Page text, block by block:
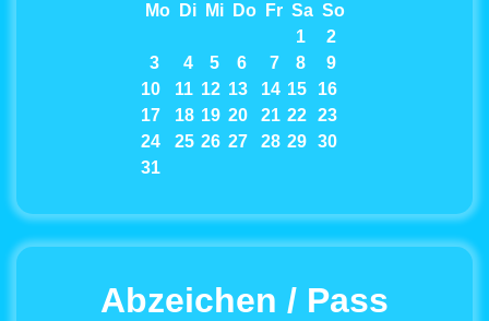
Mo
Di Mi Do Fr Sa So
1
2
3
4 5 6 7 8
9
10
11 12 13 14 15
16
17
18 19 20 21 22
23
24
25 26 27 28 29
30
31
Abzeichen / Pass